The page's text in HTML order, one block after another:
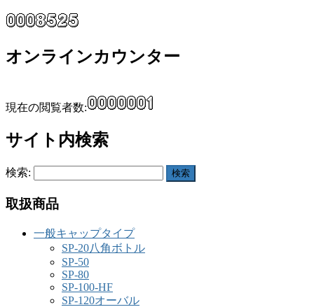
オンラインカウンター
現在の閲覧者数:
サイト内検索
検索:
取扱商品
一般キャップタイプ
SP-20八角ボトル
SP-50
SP-80
SP-100-HF
SP-120オーバル